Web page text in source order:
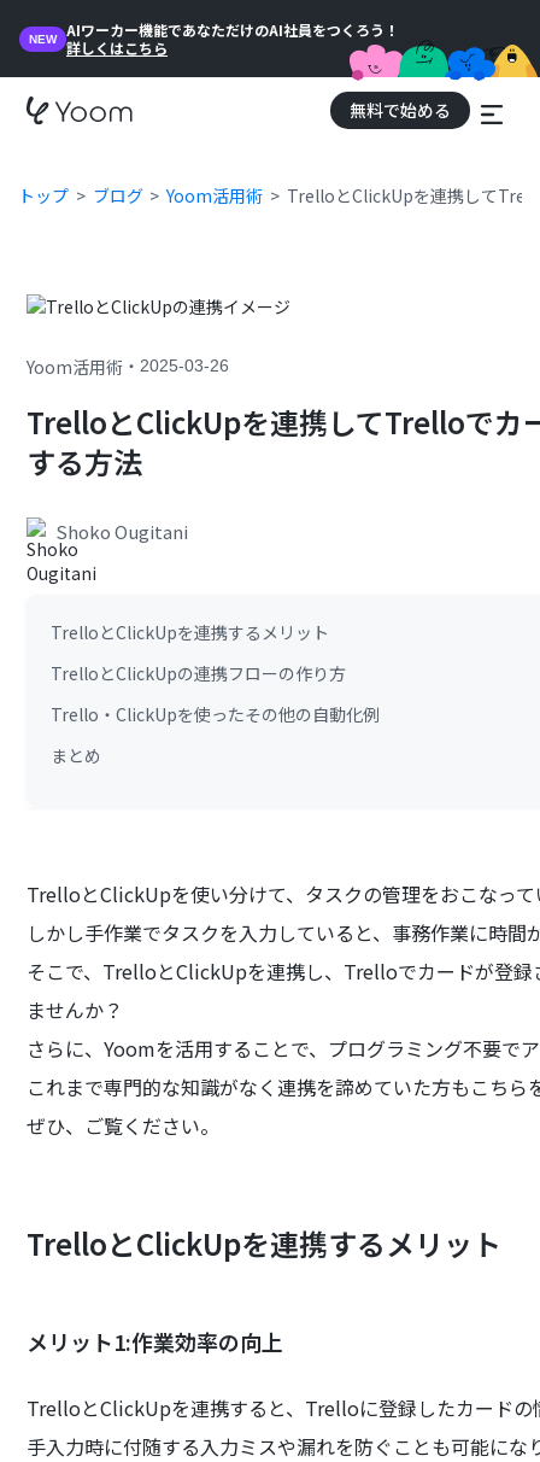
NEW
AIワーカー機能であなただけのAI社員をつくろう！
詳しくはこちら
無料で始める
トップ ブログ Yoom活用術 TrelloとClickUpを連携して
Yoom活用術 ・2025-03-26
TrelloとClickUpを連携してTrelloでカ
する方法
Shoko Ougitani
TrelloとClickUpを連携するメリット
TrelloとClickUpの連携フローの作り方
Trello・ClickUpを使ったその他の自動化例
まとめ
TrelloとClickUpを使い分けて、タスクの管理をおこなっ
しかし手作業でタスクを入力していると、事務作業に時
そこで、TrelloとClickUpを連携し、Trelloでカードが登
ませんか？
さらに、Yoomを活用することで、プログラミング不要で
これまで専門的な知識がなく連携を諦めていた方もこち
ぜひ、ご覧ください。
TrelloとClickUpを連携するメリット
メリット1:作業効率の向上
TrelloとClickUpを連携すると、Trelloに登録したカード
手入力時に付随する入力ミスや漏れを防ぐことも可能にな